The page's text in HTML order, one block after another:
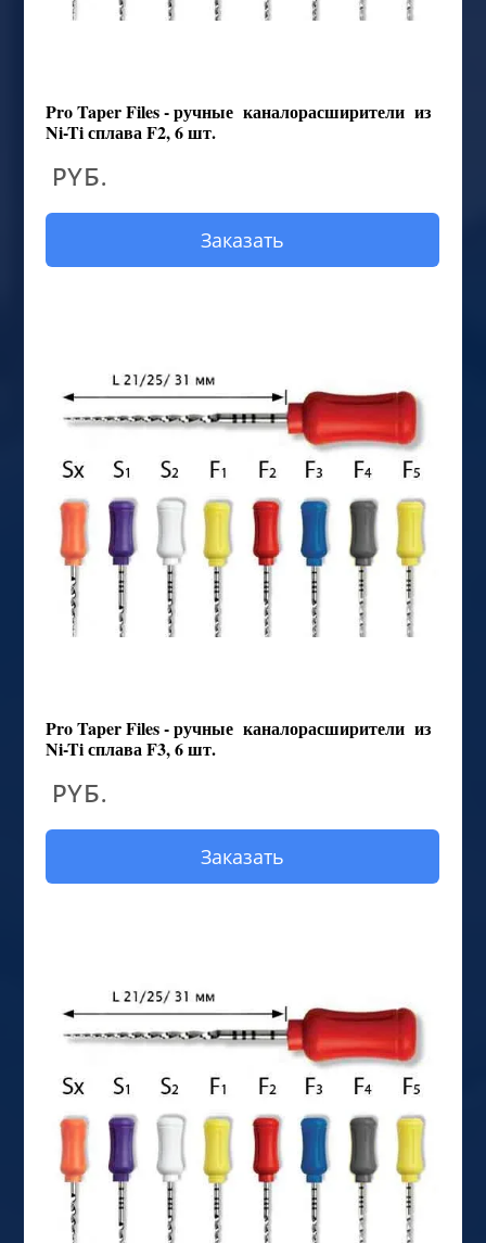
Pro Taper Files - ручные каналорасширители из
Ni-Ti сплава F2, 6 шт.
руб.
Заказать
Pro Taper Files - ручные каналорасширители из
Ni-Ti сплава F3, 6 шт.
руб.
Заказать